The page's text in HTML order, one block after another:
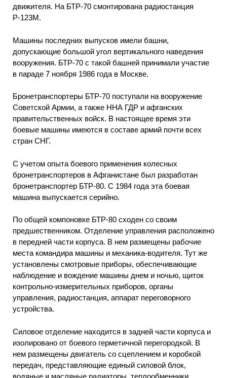
движителя. На БТР-70 смонтирована радиостанция
Р-123М.
Машины последних выпусков имели башни,
допускающие большой угол вертикального наведения
вооружения. БТР-70 с такой башней принимали участие
в параде 7 ноября 1986 года в Москве.
Бронетранспортеры БТР-70 поступали на вооружение
Советской Армии, а также ННА ГДР и афганских
правительственных войск. В настоящее время эти
боевые машины имеются в составе армий почти всех
стран СНГ.
С учетом опыта боевого применения колесных
бронетранспортеров в Афганистане был разработан
бронетранспортер БТР-80. С 1984 года эта боевая
машина выпускается серийно.
По общей компоновке БТР-80 сходен со своим
предшественником. Отделение управления расположено
в передней части корпуса. В нем размещены рабочие
места командира машины и механика-водителя. Тут же
установлены смотровые приборы, обеспечивающие
наблюдение и вождение машины днем и ночью, щиток
контрольно-измерительных приборов, органы
управления, радиостанция, аппарат переговорного
устройства.
Силовое отделение находится в задней части корпуса и
изолировано от боевого герметичной перегородкой. В
нем размещены двигатель со сцеплением и коробкой
передач, представляющие единый силовой блок,
водяные и масляные радиаторы, теплообменники,